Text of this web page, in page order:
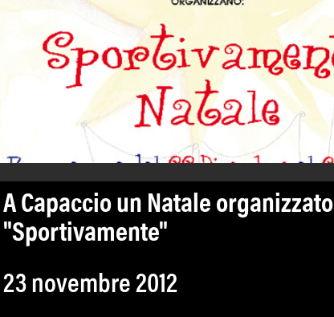
A Capaccio un Natale organizzato
"Sportivamente"
23 novembre 2012